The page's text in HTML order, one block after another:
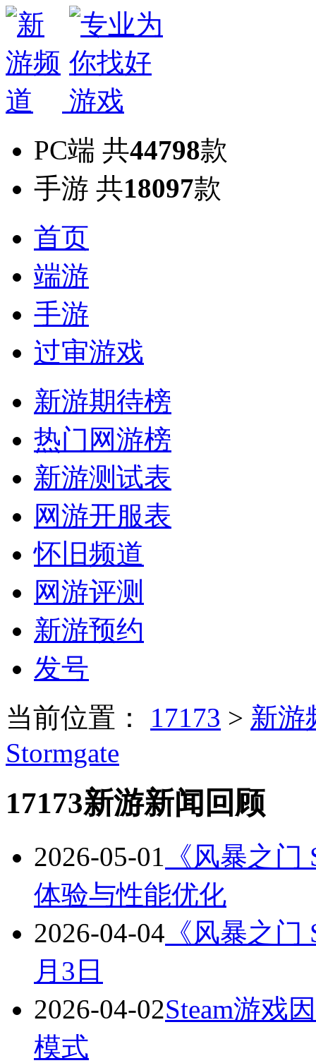
PC端 共44798款
手游 共18097款
首页
端游
手游
过审游戏
新游期待榜
热门网游榜
新游测试表
网游开服表
怀旧频道
网游评测
新游预约
发号
当前位置： 17173 > 新游
Stormgate
17173新游新闻回顾
2026-05-01 《风暴之
体验与性能优化
2026-04-04 《风暴之门
月3日
2026-04-02Steam游戏
模式